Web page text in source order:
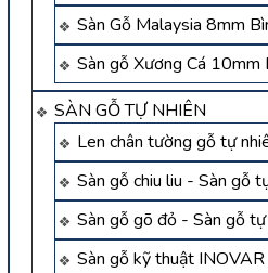
Sàn Gỗ Malaysia 8mm
Sàn gỗ Xương Cá 10mm
SÀN GỖ TỰ NHIÊN
Len chân tường gỗ tự
Sàn gỗ chiu liu - Sàn gỗ
Sàn gỗ gõ đỏ - Sàn gỗ tự
Sàn gỗ kỹ thuật